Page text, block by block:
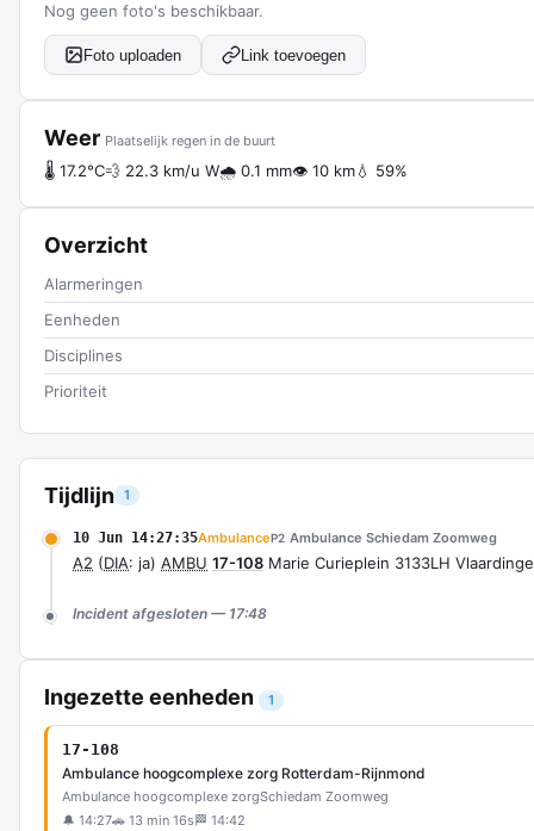
Tijdlijn 1
10 Jun 14:27:35AmbulanceP2 Ambulance Schiedam Zoomweg
A2 (DIA: ja) AMBU 17-108 Marie Curieplein 3133LH
Incident afgesloten — 17:48
Ingezette eenheden 1
17-108
Ambulance hoogcomplexe zorg Rotterdam-Rijnmond
Ambulance hoogcomplexe zorgSchiedam Zoomweg
🔔 14:27🚗 13 min 16s 🏁 14:42
Nog geen foto's beschikbaar.
Foto uploaden Link toevoegen
Weer Plaatselijk regen in de buurt
🌡 17.2°C💨 22.3 km/u W🌧 0.1 mm👁 10 km💧 59%
Overzicht
Alarmeringen
Eenheden
Disciplines
Prioriteit